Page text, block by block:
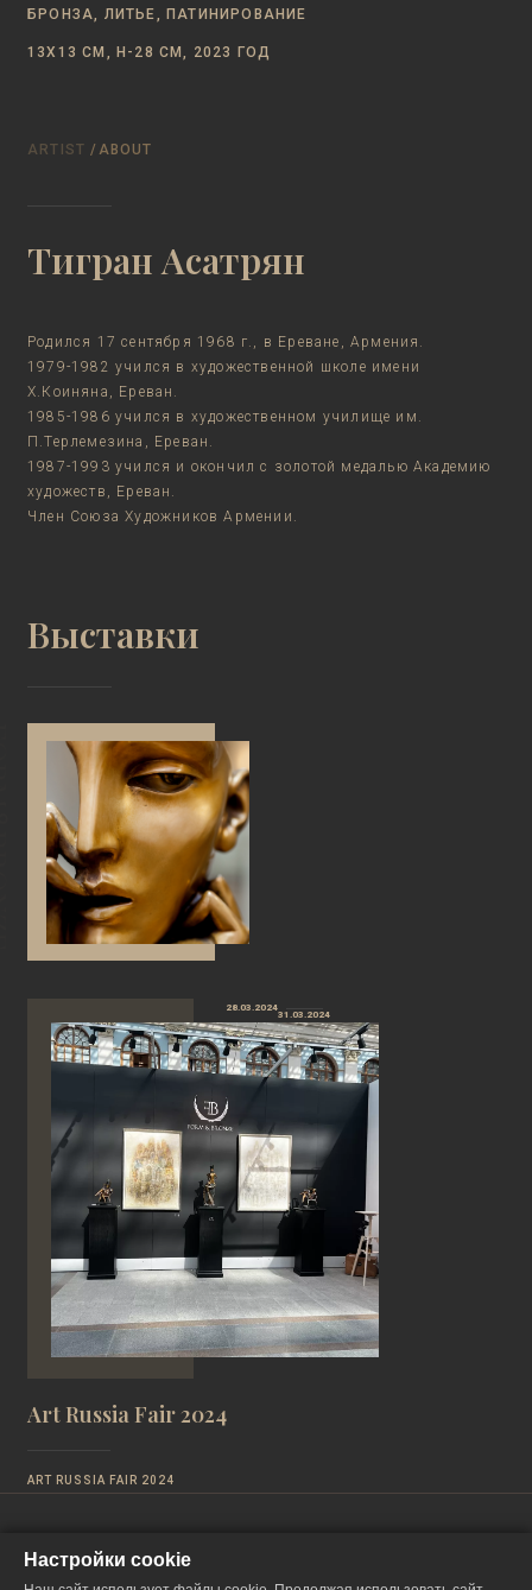
БРОНЗА, ЛИТЬЕ, ПАТИНИРОВАНИЕ
13Х13 СМ, Н-28 СМ, 2023 ГОД
ARTIST /ABOUT
Тигран Асатрян
Родился 17 сентября 1968 г., в Ереване, Армения.
1979-1982 учился в художественной школе имени
Х.Коиняна, Ереван.
1985-1986 учился в художественном училище им.
П.Терлемезина, Ереван.
1987-1993 учился и окончил с золотой медалью Академию
художеств, Ереван.
Член Союза Художников Армении.
Выставки
28.03.2024
31.03.2024
Art Russia Fair 2024
ART RUSSIA FAIR 2024
Настройки cookie